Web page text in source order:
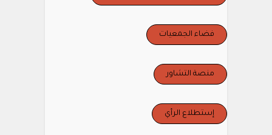
فضاء الجمعيات
منصة التشاور
إستطلاع الرأي